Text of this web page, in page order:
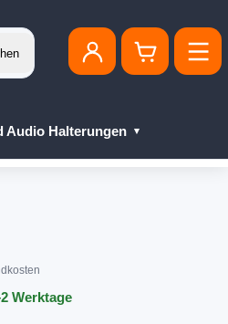
Audio Halterungen
Werktage